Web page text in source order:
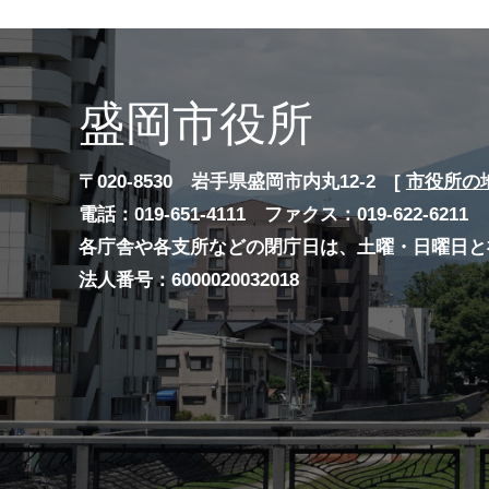
盛岡市役所
〒020-8530 岩手県盛岡市内丸12-2 [ 市役所の
電話：019-651-4111 ファクス：019-622-6211
各庁舎や各支所などの閉庁日は、土曜・日曜日
法人番号：6000020032018